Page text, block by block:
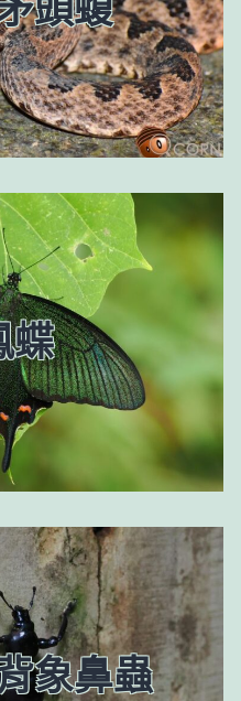
蝶
象鼻蟲